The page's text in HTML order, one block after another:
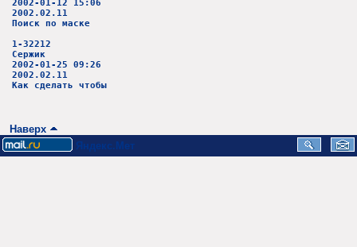
2002-01-12 15:06
2002.02.11
Поиск по маске
1-32212
Сержик
2002-01-25 09:26
2002.02.11
Как сделать чтобы
Наверх